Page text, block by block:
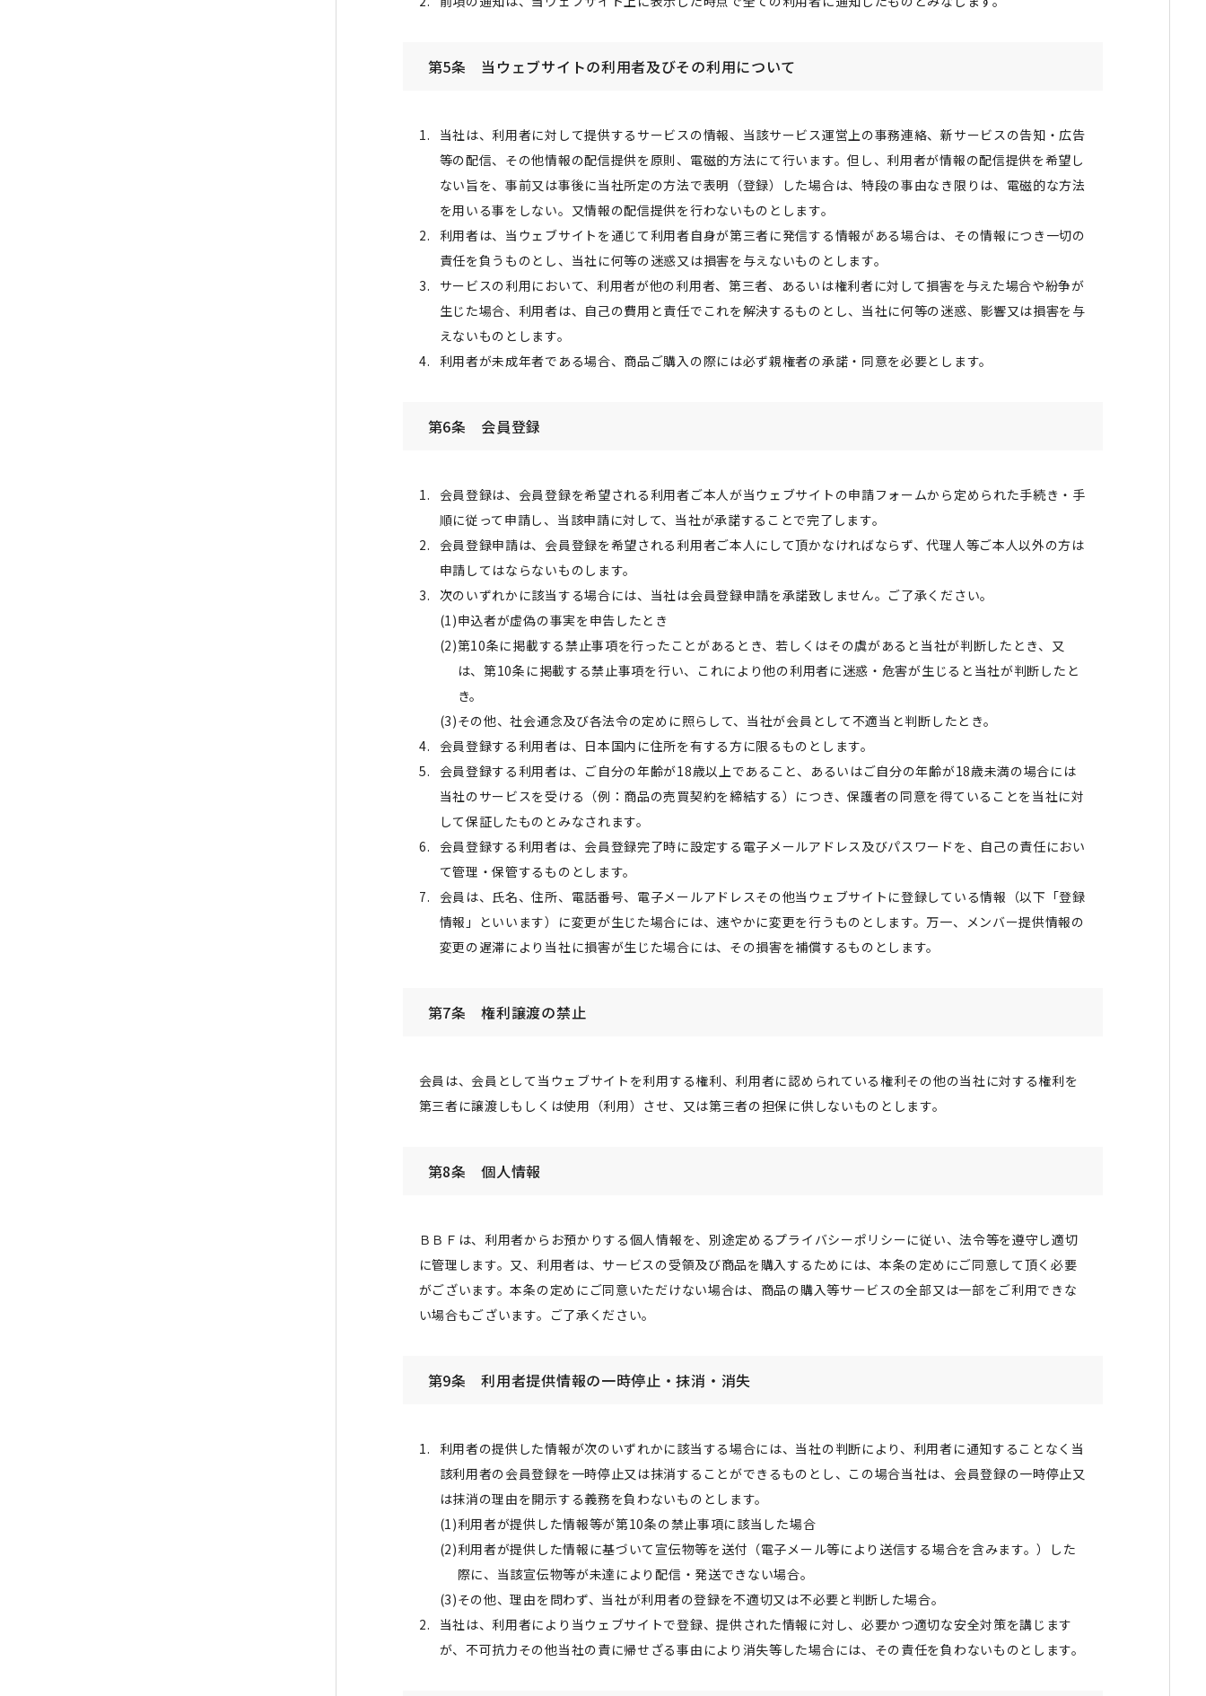
第5条 当ウェブサイトの利用者及びその利用について
当社は、利用者に対して提供するサービスの情報、当該サービス運営上の事務連絡、新サービスの告知・広告
等の配信、その他情報の配信提供を原則、電磁的方法にて行います。但し、利用者が情報の配信提供を希望し
ない旨を、事前又は事後に当社所定の方法で表明（登録）した場合は、特段の事由なき限りは、電磁的な方法
を用いる事をしない。又情報の配信提供を行わないものとします。
利用者は、当ウェブサイトを通じて利用者自身が第三者に発信する情報がある場合は、その情報につき一切の
責任を負うものとし、当社に何等の迷惑又は損害を与えないものとします。
サービスの利用において、利用者が他の利用者、第三者、あるいは権利者に対して損害を与えた場合や紛争が
生じた場合、利用者は、自己の費用と責任でこれを解決するものとし、当社に何等の迷惑、影響又は損害を与
えないものとします。
利用者が未成年者である場合、商品ご購入の際には必ず親権者の承諾・同意を必要とします。
第6条 会員登録
会員登録は、会員登録を希望される利用者ご本人が当ウェブサイトの申請フォームから定められた手続き・手
順に従って申請し、当該申請に対して、当社が承諾することで完了します。
会員登録申請は、会員登録を希望される利用者ご本人にして頂かなければならず、代理人等ご本人以外の方は
申請してはならないものします。
次のいずれかに該当する場合には、当社は会員登録申請を承諾致しません。ご了承ください。
申込者が虚偽の事実を申告したとき
第10条に掲載する禁止事項を行ったことがあるとき、若しくはその虞があると当社が判断したとき、又
は、第10条に掲載する禁止事項を行い、これにより他の利用者に迷惑・危害が生じると当社が判断したと
き。
その他、社会通念及び各法令の定めに照らして、当社が会員として不適当と判断したとき。
会員登録する利用者は、日本国内に住所を有する方に限るものとします。
会員登録する利用者は、ご自分の年齢が18歳以上であること、あるいはご自分の年齢が18歳未満の場合には
当社のサービスを受ける（例：商品の売買契約を締結する）につき、保護者の同意を得ていることを当社に対
して保証したものとみなされます。
会員登録する利用者は、会員登録完了時に設定する電子メールアドレス及びパスワードを、自己の責任におい
て管理・保管するものとします。
会員は、氏名、住所、電話番号、電子メールアドレスその他当ウェブサイトに登録している情報（以下「登録
情報」といいます）に変更が生じた場合には、速やかに変更を行うものとします。万一、メンバー提供情報の
変更の遅滞により当社に損害が生じた場合には、その損害を補償するものとします。
第7条 権利譲渡の禁止
会員は、会員として当ウェブサイトを利用する権利、利用者に認められている権利その他の当社に対する権利を
第三者に譲渡しもしくは使用（利用）させ、又は第三者の担保に供しないものとします。
第8条 個人情報
ＢＢＦは、利用者からお預かりする個人情報を、別途定めるプライバシーポリシーに従い、法令等を遵守し適切
に管理します。又、利用者は、サービスの受領及び商品を購入するためには、本条の定めにご同意して頂く必要
がございます。本条の定めにご同意いただけない場合は、商品の購入等サービスの全部又は一部をご利用できな
い場合もございます。ご了承ください。
第9条 利用者提供情報の一時停止・抹消・消失
利用者の提供した情報が次のいずれかに該当する場合には、当社の判断により、利用者に通知することなく当
該利用者の会員登録を一時停止又は抹消することができるものとし、この場合当社は、会員登録の一時停止又
は抹消の理由を開示する義務を負わないものとします。
利用者が提供した情報等が第10条の禁止事項に該当した場合
利用者が提供した情報に基づいて宣伝物等を送付（電子メール等により送信する場合を含みます。）した
際に、当該宣伝物等が未達により配信・発送できない場合。
その他、理由を問わず、当社が利用者の登録を不適切又は不必要と判断した場合。
当社は、利用者により当ウェブサイトで登録、提供された情報に対し、必要かつ適切な安全対策を講じます
が、不可抗力その他当社の責に帰せざる事由により消失等した場合には、その責任を負わないものとします。